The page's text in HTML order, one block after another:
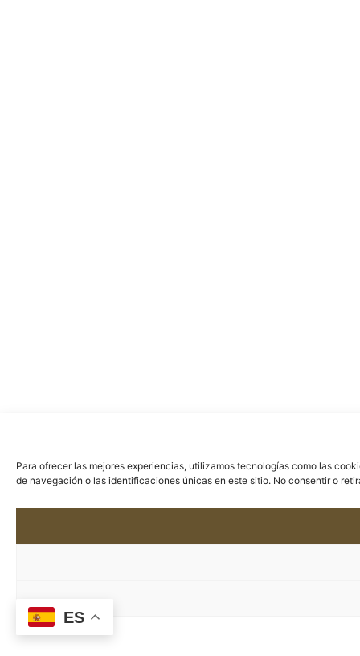
Para ofrecer las mejores experiencias, utilizamos tecnologías como las
de navegación o las identificaciones únicas en este sitio. No consentir o
ES